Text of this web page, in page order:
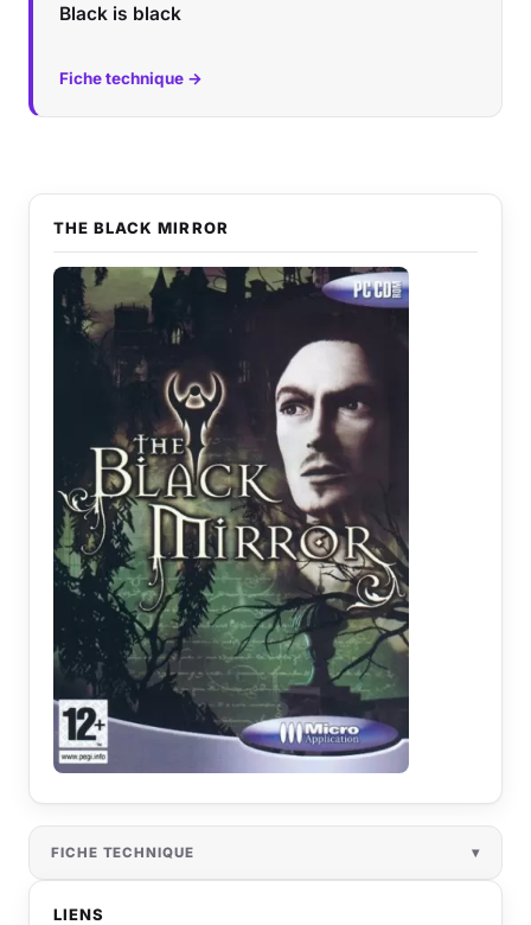
Black is black
Fiche technique →
THE BLACK MIRROR
FICHE TECHNIQUE
LIENS